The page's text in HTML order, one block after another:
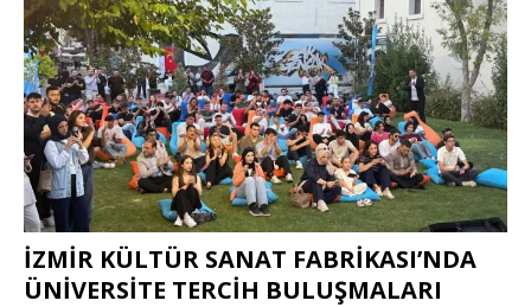
İZMİR KÜLTÜR SANAT FABRİKASI’NDA
ÜNİVERSİTE TERCİH BULUŞMALARI